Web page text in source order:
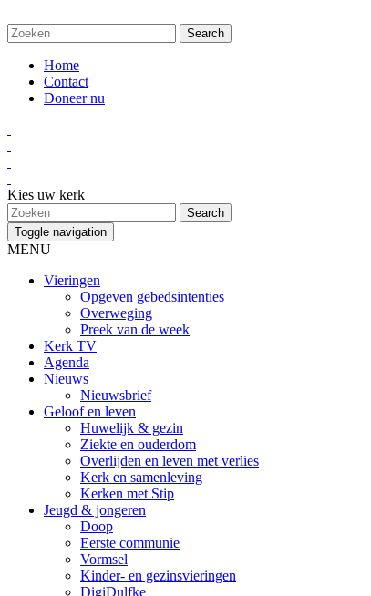
Home
Contact
Doneer nu
Kies uw kerk
Toggle navigation
MENU
Vieringen
Opgeven gebedsintenties
Overweging
Preek van de week
Kerk TV
Agenda
Nieuws
Nieuwsbrief
Geloof en leven
Huwelijk & gezin
Ziekte en ouderdom
Overlijden en leven met verlies
Kerk en samenleving
Kerken met Stip
Jeugd & jongeren
Doop
Eerste communie
Vormsel
Kinder- en gezinsvieringen
DigiDulfke